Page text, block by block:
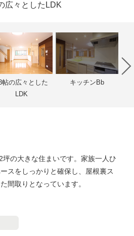
広々としたLDK
帖の広々とした
LDK
キッチンBb
の大きな住まいです。家族一人ひ
スをしっかりと確保し、屋根裏ス
間取りとなっています。